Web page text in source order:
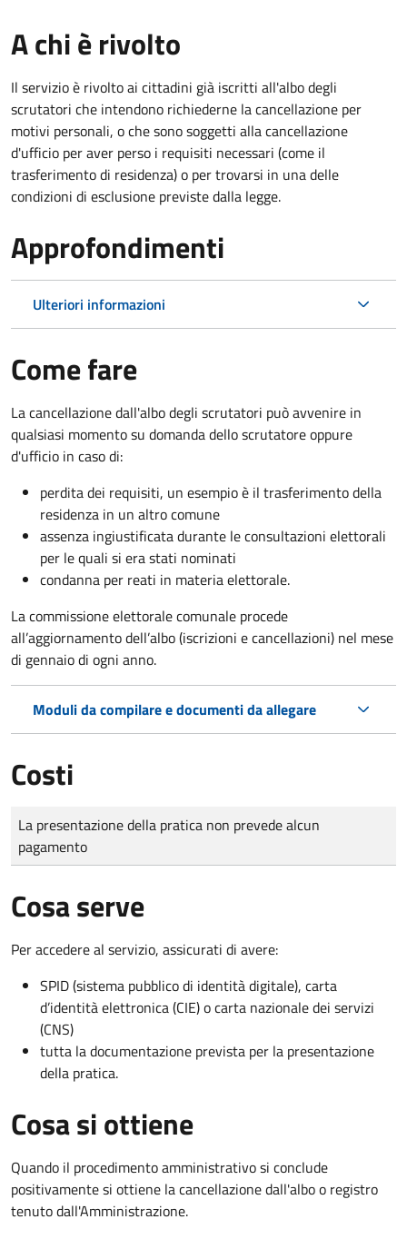
A chi è rivolto
Il servizio è rivolto ai cittadini già iscritti all'albo degli
scrutatori che intendono richiederne la cancellazione per
motivi personali, o che sono soggetti alla cancellazione
d'ufficio per aver perso i requisiti necessari (come il
trasferimento di residenza) o per trovarsi in una delle
condizioni di esclusione previste dalla legge.
Approfondimenti
Ulteriori informazioni
Come fare
La cancellazione dall'albo degli scrutatori può avvenire in
qualsiasi momento su domanda dello scrutatore oppure
d'ufficio in caso di:
perdita dei requisiti, un esempio è il trasferimento della
residenza in un altro comune
assenza ingiustificata durante le consultazioni elettorali
per le quali si era stati nominati
condanna per reati in materia elettorale.
La commissione elettorale comunale procede
all’aggiornamento dell’albo (iscrizioni e cancellazioni) nel mese
di gennaio di ogni anno.
Moduli da compilare e documenti da allegare
Costi
Tipo di pagamento
Importo
La presentazione della pratica non prevede alcun
pagamento
Cosa serve
Per accedere al servizio, assicurati di avere:
SPID (sistema pubblico di identità digitale), carta
d’identità elettronica (CIE) o carta nazionale dei servizi
(CNS)
tutta la documentazione prevista per la presentazione
della pratica.
Cosa si ottiene
Quando il procedimento amministrativo si conclude
positivamente si ottiene la cancellazione dall'albo o registro
tenuto dall'Amministrazione.